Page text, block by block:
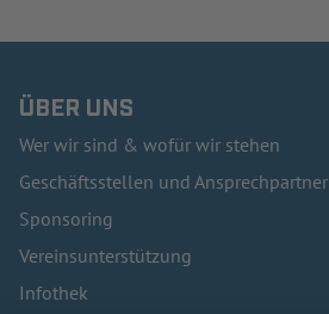
ÜBER UNS
Wer wir sind & wofür wir stehen
Geschäftsstellen und Ansprechpartner
Sponsoring
Vereinsunterstützung
Infothek